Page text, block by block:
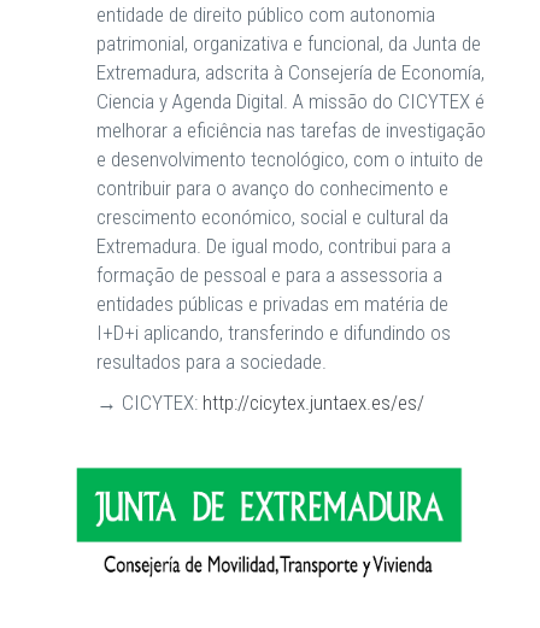
entidade de direito público com autonomia
patrimonial, organizativa e funcional, da Junta de
Extremadura, adscrita à Consejería de Economía,
Ciencia y Agenda Digital. A missão do CICYTEX é
melhorar a eficiência nas tarefas de investigação
e desenvolvimento tecnológico, com o intuito de
contribuir para o avanço do conhecimento e
crescimento económico, social e cultural da
Extremadura. De igual modo, contribui para a
formação de pessoal e para a assessoria a
entidades públicas e privadas em matéria de
I+D+i aplicando, transferindo e difundindo os
resultados para a sociedade.
→ CICYTEX: http://cicytex.juntaex.es/es/